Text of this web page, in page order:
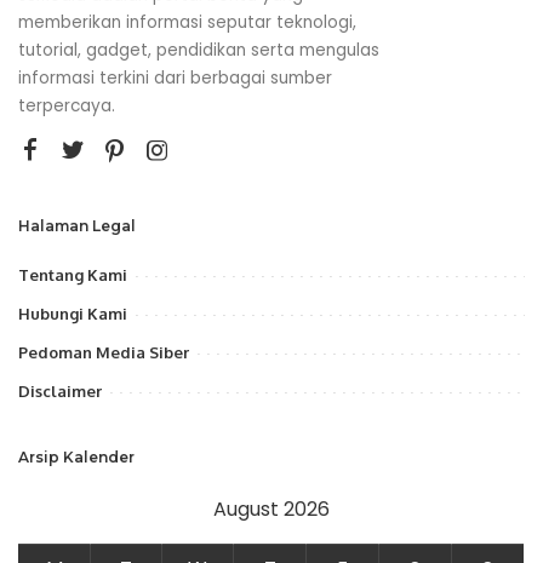
memberikan informasi seputar teknologi,
tutorial, gadget, pendidikan serta mengulas
informasi terkini dari berbagai sumber
terpercaya.
Halaman Legal
Tentang Kami
Hubungi Kami
Pedoman Media Siber
Disclaimer
Arsip Kalender
August 2026